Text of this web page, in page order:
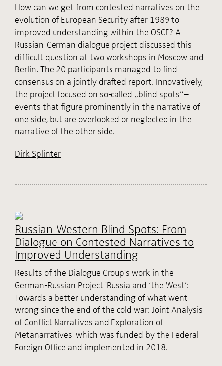
How can we get from contested narratives on the
evolution of European Security after 1989 to
improved understanding within the OSCE? A
Russian-German dialogue project discussed this
difficult question at two workshops in Moscow and
Berlin. The 20 participants managed to find
consensus on a jointly drafted report. Innovatively,
the project focused on so-called „blind spots”–
events that figure prominently in the narrative of
one side, but are overlooked or neglected in the
narrative of the other side.
Dirk Splinter
Russian-Western Blind Spots: From
Dialogue on Contested Narratives to
Improved Understanding
Results of the Dialogue Group's work in the
German-Russian Project 'Russia and ‘the West’:
Towards a better understanding of what went
wrong since the end of the cold war: Joint Analysis
of Conflict Narratives and Exploration of
Metanarratives' which was funded by the Federal
Foreign Office and implemented in 2018.